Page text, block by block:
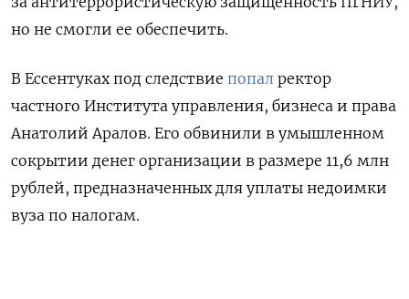
но не смогли ее обеспечить.
В Ессентуках под следствие попал ректор
частного Института управления, бизнеса и права
Анатолий Аралов. Его обвинили в умышленном
сокрытии денег организации в размере 11,6 млн
рублей, предназначенных для уплаты недоимки
вуза по налогам.